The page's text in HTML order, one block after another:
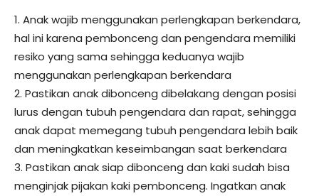
1. Anak wajib menggunakan perlengkapan berkendara,
hal ini karena pembonceng dan pengendara memiliki
resiko yang sama sehingga keduanya wajib
menggunakan perlengkapan berkendara
2. Pastikan anak dibonceng dibelakang dengan posisi
lurus dengan tubuh pengendara dan rapat, sehingga
anak dapat memegang tubuh pengendara lebih baik
dan meningkatkan keseimbangan saat berkendara
3. Pastikan anak siap dibonceng dan kaki sudah bisa
menginjak pijakan kaki pembonceng. Ingatkan anak